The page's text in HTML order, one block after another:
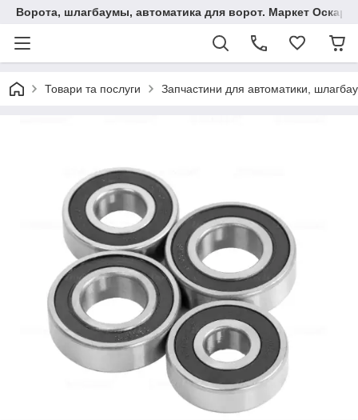
Ворота, шлагбаумы, автоматика для ворот. Маркет Оскар.
Товари та послуги Запчастини для автоматики,